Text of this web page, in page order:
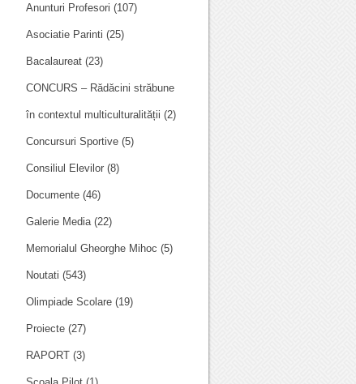
Anunturi Profesori (107)
Asociatie Parinti (25)
Bacalaureat (23)
CONCURS – Rădăcini străbune
în contextul multiculturalității (2)
Concursuri Sportive (5)
Consiliul Elevilor (8)
Documente (46)
Galerie Media (22)
Memorialul Gheorghe Mihoc (5)
Noutati (543)
Olimpiade Scolare (19)
Proiecte (27)
RAPORT (3)